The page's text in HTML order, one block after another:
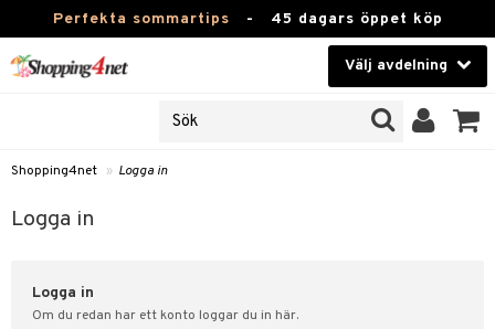
Perfekta sommartips - 45 dagars öppet köp
Välj avdelning
Kontaktlinser
Hälsokost
Fitness
Shopping4net » Logga in
Logga in
Logga in
Om du redan har ett konto loggar du in här.